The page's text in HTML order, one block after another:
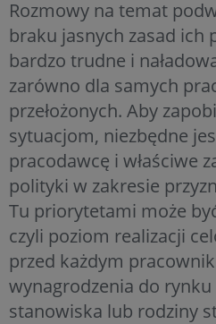
Rozmowy na temat
braku jasnych zasad ich
bardzo trudne i
zarówno dla samych
przełożonych. Aby
sytuacjom, niezbędne
pracodawcę i właściwe
polityki w zakresie
Tu priorytetami może
czyli poziom realizacji
przed każdym
wynagrodzenia do rynku
stanowiska lub rodziny